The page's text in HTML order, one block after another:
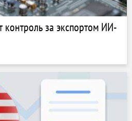
контроль за экспортом ИИ-